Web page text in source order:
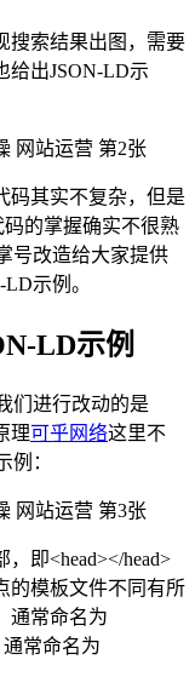
搜索结果出图，需要
给出JSON-LD示
码其实不复杂，但是
的掌握确实不很熟
号改造给大家提供
示例。
LD示例
们进行改动的是
理可乎网络这里不
例：
即<head></head>
的模板文件不同有所
通常命名为
常命名为